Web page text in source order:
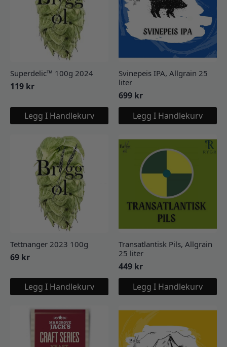
Superdelic™ 100g 2024
119 kr
Legg I Handlekurv
Svinepeis IPA, Allgrain 25
liter
699 kr
Legg I Handlekurv
Tettnanger 2023 100g
69 kr
Legg I Handlekurv
Transatlantisk Pils, Allgrain
25 liter
449 kr
Legg I Handlekurv